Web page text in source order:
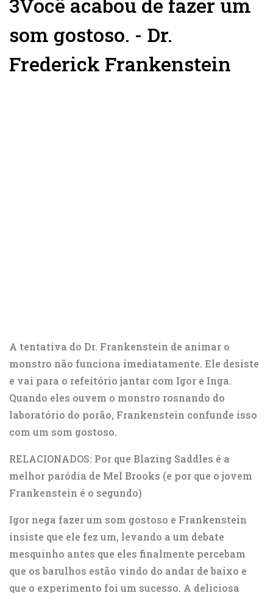
3Você acabou de fazer um
som gostoso. - Dr.
Frederick Frankenstein
A tentativa do Dr. Frankenstein de animar o
monstro não funciona imediatamente. Ele desiste
e vai para o refeitório jantar com Igor e Inga.
Quando eles ouvem o monstro rosnando do
laboratório do porão, Frankenstein confunde isso
com um som gostoso.
RELACIONADOS: Por que Blazing Saddles é a
melhor paródia de Mel Brooks (e por que o jovem
Frankenstein é o segundo)
Igor nega fazer um som gostoso e Frankenstein
insiste que ele fez um, levando a um debate
mesquinho antes que eles finalmente percebam
que os barulhos estão vindo do andar de baixo e
que o experimento foi um sucesso. A deliciosa